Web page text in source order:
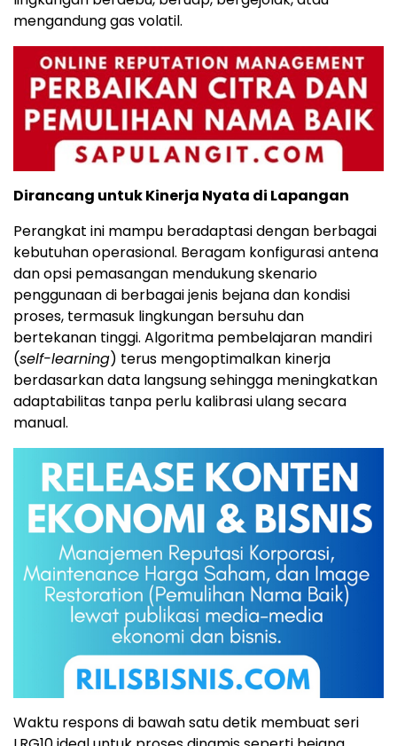
mengandung gas volatil.
Dirancang untuk Kinerja Nyata di Lapangan
Perangkat ini mampu beradaptasi dengan berbagai
kebutuhan operasional. Beragam konfigurasi antena
dan opsi pemasangan mendukung skenario
penggunaan di berbagai jenis bejana dan kondisi
proses, termasuk lingkungan bersuhu dan
bertekanan tinggi. Algoritma pembelajaran mandiri
(self-learning) terus mengoptimalkan kinerja
berdasarkan data langsung sehingga meningkatkan
adaptabilitas tanpa perlu kalibrasi ulang secara
manual.
Waktu respons di bawah satu detik membuat seri